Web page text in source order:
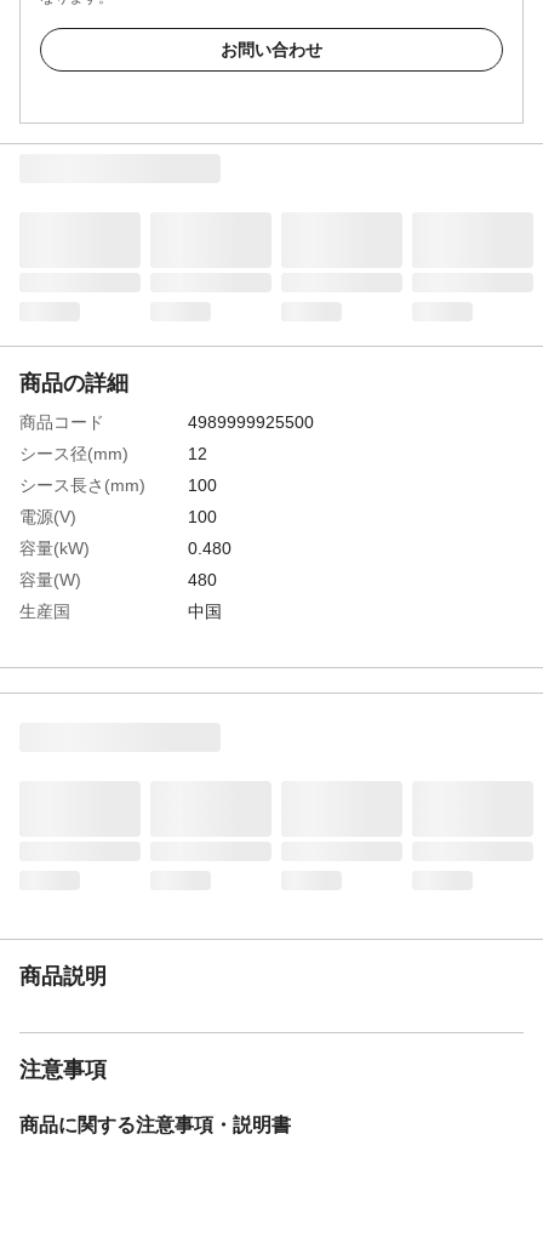
お問い合わせ
商品の詳細
商品コード
4989999925500
シース径(mm)
12
シース長さ(mm)
100
電源(V)
100
容量(kW)
0.480
容量(W)
480
生産国
中国
材質1
シース材：ステンレス（SUS321）
商品説明
注意事項
商品に関する注意事項・説明書